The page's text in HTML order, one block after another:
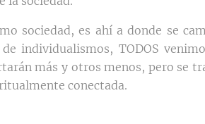
sociedad, es ahí a donde se
individualismos, TODOS
más y otros menos, pero se
conectada.